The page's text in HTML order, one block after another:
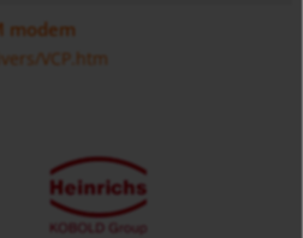
modem
VCP.htm